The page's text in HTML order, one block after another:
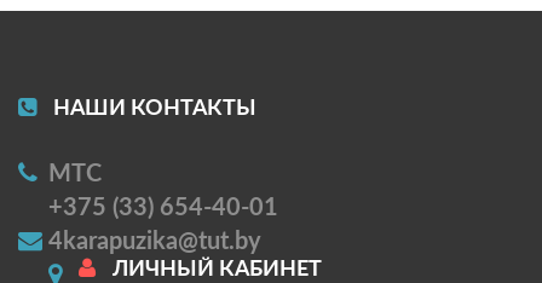
НАШИ КОНТАКТЫ
МТС
+375 (33) 654-40-01
4karapuzika@tut.by
ЛИЧНЫЙ КАБИНЕТ